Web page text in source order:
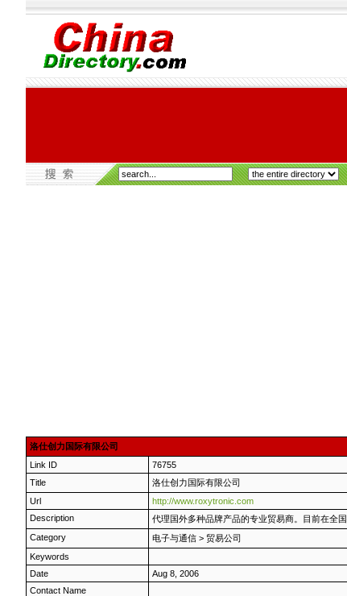
洛仕创力国际有限公司
Link ID
76755
Title
洛仕创力国际有限公司
Url
http://www.roxytronic.com
Description
代理国外多种品牌产品的专业贸易商。目前在全
Category
电子与通信 > 贸易公司
Keywords
Date
Aug 8, 2006
Contact Name